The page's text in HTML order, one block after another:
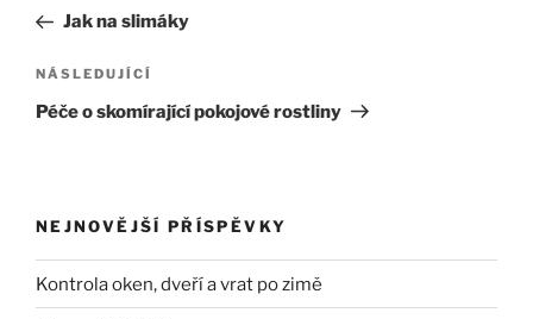
příspěvek
příspěvek
Jak na slimáky
Následující
příspěvek
NÁSLEDUJÍCÍ
Péče o skomírající pokojové rostliny
NEJNOVĚJŠÍ PŘÍSPĚVKY
Kontrola oken, dveří a vrat po zimě